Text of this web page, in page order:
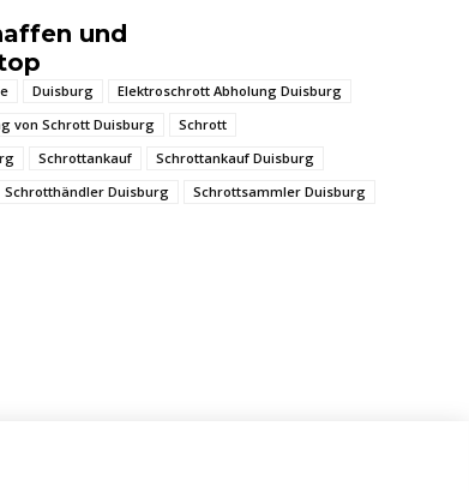
und
Duisburg
Elektroschrott Abholung Duisburg
von Schrott Duisburg
Schrott
Schrottankauf
Schrottankauf Duisburg
Schrotthändler Duisburg
Schrottsammler Duisburg